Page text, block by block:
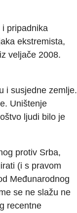
pripadnika
ekstremista,
veljače 2008.
i susjedne zemlje.
Uništenje
ljudi bilo je
protiv Srba,
(i s pravom
Međunarodnog
se ne slažu ne
recentne